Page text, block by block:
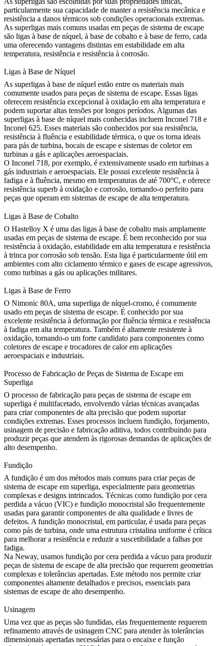
particularmente sua capacidade de manter a resistência mecânica e
resistência a danos térmicos sob condições operacionais extremas.
As superligas mais comuns usadas em peças de sistema de escape
são ligas à base de níquel, à base de cobalto e à base de ferro, cada
uma oferecendo vantagens distintas em estabilidade em alta
temperatura, resistência e resistência à corrosão.
Ligas à Base de Níquel
As superligas à base de níquel estão entre os materiais mais
comumente usados para peças de sistema de escape. Essas ligas
oferecem resistência excepcional à oxidação em alta temperatura e
podem suportar altas tensões por longos períodos. Algumas das
superligas à base de níquel mais conhecidas incluem Inconel 718 e
Inconel 625. Esses materiais são conhecidos por sua resistência,
resistência à fluência e estabilidade térmica, o que os torna ideais
para pás de turbina, bocais de escape e sistemas de coletor em
turbinas a gás e aplicações aeroespaciais.
O Inconel 718, por exemplo, é extensivamente usado em turbinas a
gás industriais e aeroespaciais. Ele possui excelente resistência à
fadiga e à fluência, mesmo em temperaturas de até 700°C, e oferece
resistência superb à oxidação e corrosão, tornando-o perfeito para
peças que operam em sistemas de escape de alta temperatura.
Ligas à Base de Cobalto
O Hastelloy X é uma das ligas à base de cobalto mais amplamente
usadas em peças de sistema de escape. É bem reconhecido por sua
resistência à oxidação, estabilidade em alta temperatura e resistência
à trinca por corrosão sob tensão. Esta liga é particularmente útil em
ambientes com alto ciclamento térmico e gases de escape agressivos,
como turbinas a gás ou aplicações militares.
Ligas à Base de Ferro
O Nimonic 80A, uma superliga de níquel-cromo, é comumente
usado em peças de sistema de escape. É conhecido por sua
excelente resistência à deformação por fluência térmica e resistência
à fadiga em alta temperatura. Também é altamente resistente à
oxidação, tornando-o um forte candidato para componentes como
coletores de escape e trocadores de calor em aplicações
aeroespaciais e industriais.
Processo de Fabricação de Peças de Sistema de Escape em
Superliga
O processo de fabricação para peças de sistema de escape em
superliga é multifacetado, envolvendo várias técnicas avançadas
para criar componentes de alta precisão que podem suportar
condições extremas. Esses processos incluem fundição, forjamento,
usinagem de precisão e fabricação aditiva, todos contribuindo para
produzir peças que atendem às rigorosas demandas de aplicações de
alto desempenho.
Fundição
A fundição é um dos métodos mais comuns para criar peças de
sistema de escape em superliga, especialmente para geometrias
complexas e designs intrincados. Técnicas como fundição por cera
perdida a vácuo (VIC) e fundição monocristal são frequentemente
usadas para garantir componentes de alta qualidade e livres de
defeitos. A fundição monocristal, em particular, é usada para peças
como pás de turbina, onde uma estrutura cristalina uniforme é crítica
para melhorar a resistência e reduzir a suscetibilidade a falhas por
fadiga.
Na Neway, usamos fundição por cera perdida a vácuo para produzir
peças de sistema de escape de alta precisão que requerem geometrias
complexas e tolerâncias apertadas. Este método nos permite criar
componentes altamente detalhados e precisos, essenciais para
sistemas de escape de alto desempenho.
Usinagem
Uma vez que as peças são fundidas, elas frequentemente requerem
refinamento através de usinagem CNC para atender às tolerâncias
dimensionais apertadas necessárias para o encaixe e função